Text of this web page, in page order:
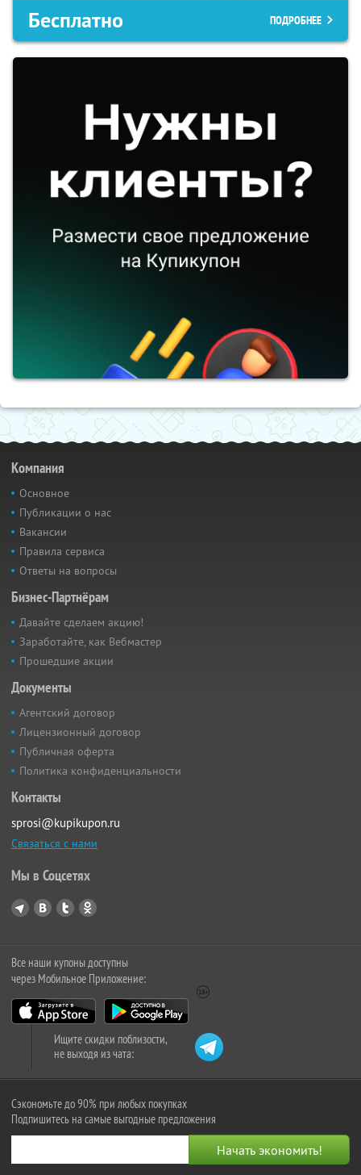
Бесплатно ПОДРОБНЕЕ
Компания
Основное
Публикации о нас
Вакансии
Правила сервиса
Ответы на вопросы
Бизнес-Партнёрам
Давайте сделаем акцию!
Заработайте, как Вебмастер
Прошедшие акции
Документы
Агентский договор
Лицензионный договор
Публичная оферта
Политика конфиденциальности
Контакты
sprosi@kupikupon.ru
Связаться с нами
Мы в Соцсетях
Все наши купоны доступны
через Мобильное Приложение:
Ищите скидки поблизости,
не выходя из чата:
Сэкономьте до 90% при любых покупках
Подпишитесь на самые выгодные предложения